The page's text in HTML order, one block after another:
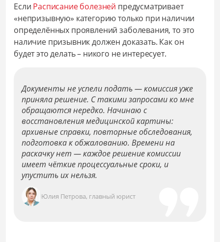
Если Расписание болезней предусматривает
«непризывную» категорию только при наличии
определённых проявлений заболевания, то это
наличие призывник должен доказать. Как он
будет это делать – никого не интересует.
Документы не успели подать — комиссия уже
приняла решение. С такими запросами ко мне
обращаются нередко. Начинаю с
восстановления медицинской картины:
архивные справки, повторные обследования,
подготовка к обжалованию. Времени на
раскачку нет — каждое решение комиссии
имеет чёткие процессуальные сроки, и
упустить их нельзя.
Юлия Петрова, главный юрист